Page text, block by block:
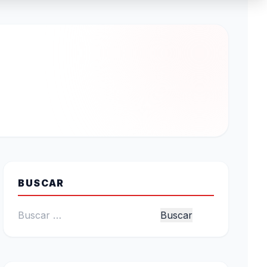
BUSCAR
Buscar: